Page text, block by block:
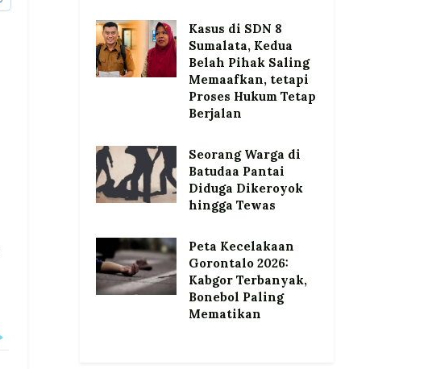
Kasus di SDN 8
Sumalata, Kedua
Belah Pihak Saling
Memaafkan, tetapi
Proses Hukum Tetap
Berjalan
Seorang Warga di
Batudaa Pantai
Diduga Dikeroyok
hingga Tewas
Peta Kecelakaan
Gorontalo 2026:
Kabgor Terbanyak,
Bonebol Paling
Mematikan